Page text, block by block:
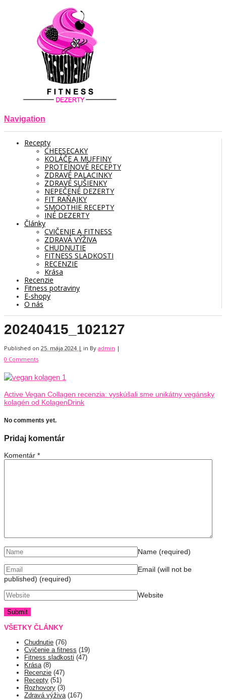
Navigation
Recepty
CHEESECAKY
KOLÁČE A MUFFINY
PROTEÍNOVÉ RECEPTY
ZDRAVÉ PALACINKY
ZDRAVÉ SUŠIENKY
NEPEČENÉ DEZERTY
FIT RAŇAJKY
SMOOTHIE RECEPTY
INÉ DEZERTY
Články
CVIČENIE A FITNESS
ZDRAVÁ VÝŽIVA
CHUDNUTIE
FITNESS SLADKOSTI
RECENZIE
Krása
Recenzie
Fitness potraviny
E-shopy
O nás
20240415_102127
Published on 25. mája 2024 | in By admin |
0 Comments
Active Vegan Collagen recenzia: vyskúšali sme unikátny vegánsky
kolagén od KolagenDrink
No comments yet.
Pridaj komentár
Komentár *
Name (required)
Email (will not be
published) (required)
Website
VŠETKY ČLÁNKY
Chudnutie (76)
Cvičenie a fitness (19)
Fitness sladkosti (47)
Krása(8)
Recenzie (47)
Recepty (51)
Rozhovory (3)
Zdravá výživa(167)